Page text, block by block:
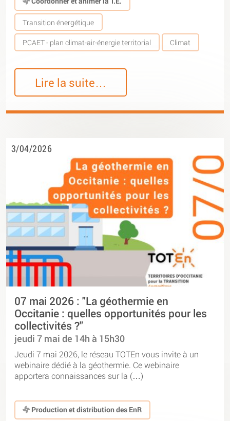
Transition énergétique
PCAET - plan climat-air-énergie territorial Climat
Lire la suite…
3/04/2026
07 mai 2026 : "La géothermie en
Occitanie : quelles opportunités pour les
collectivités ?"
jeudi 7 mai de 14h à 15h30
Jeudi 7 mai 2026, le réseau TOTEn vous invite à un
webinaire dédié à la géothermie. Ce webinaire
apportera connaissances sur la (…)
Production et distribution des EnR